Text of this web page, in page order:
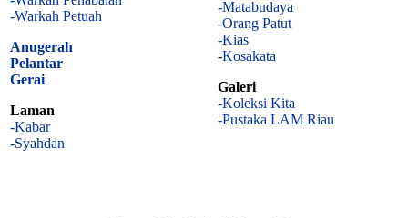
-Warkah Petuah
Anugerah
Pelantar
Gerai
Laman
-Kabar
-Syahdan
-Matabudaya
-Orang Patut
-Kias
-Kosakata
Galeri
-Koleksi Kita
-Pustaka LAM Riau